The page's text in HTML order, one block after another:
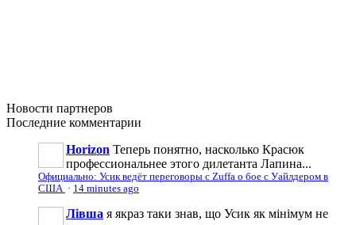
Новости партнеров
Последние комментарии
Horizon Теперь понятно, насколько Красюк
профессиональнее этого дилетанта Лапина...
Официально: Усик ведёт переговоры с Zuffa о бое с Уайлдером в
США · 14 minutes ago
Лівша я якраз таки знав, що Усик як мінімум не